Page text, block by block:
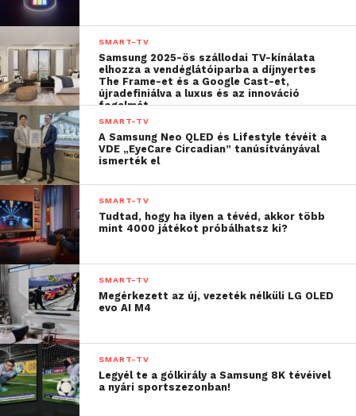
hatékony elemzéséért, illetve annak érdekében,
hogy az eszköz a felhasználók számára releváns
tartalmakat és alkalmazásokat javasolhasson. A
személyre szabhatóságot tovább fokozza a
Generative AI Gallery, valamint a testreszabott TV
kép- és hangminőségi módok. A gomb rövid
megnyomásával megjelennek a felhasználók
számára releváns kulcsszavak és funkciók, míg
hosszan lenyomva személyre szabottan
kereshetnek egy nagy nyelvi modell (LLM)
segítségével. Például, ha egy felhasználó
franciaországi utazást tervez, megkérdezheti a
távirányítóján keresztül, hogy a rendszer milyen
filmeket ajánl hozzá. Az AI megérti a kontextust, és a
francia fővárosban játszódó filmeket javasol a
felhasználó filmnézési szokásainak
figyelembevételével.
Az LG saját fejlesztésű, szabadalmaztatott
okostévéplatformja, a webOS25 magasabb szintre
SMART-TV
Samsung 2025-ös szállodai TV-kínálata
elhozza a vendéglátóiparba a díjnyertes
The Frame-et és a Google Cast-et,
újradefiniálva a luxus és az innováció
fogalmát
SMART-TV
A Samsung Neo QLED és Lifestyle tévéit a
VDE „EyeCare Circadian” tanúsítványával
ismerték el
SMART-TV
Tudtad, hogy ha ilyen a tévéd, akkor több
mint 4000 játékot próbálhatsz ki?
SMART-TV
Megérkezett az új, vezeték nélküli LG OLED
evo AI M4
SMART-TV
Legyél te a gólkirály a Samsung 8K tévéivel
a nyári sportszezonban!